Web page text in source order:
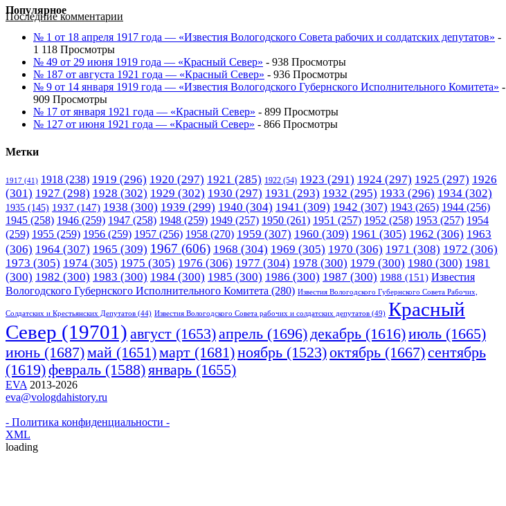
Последние комментарии
Популярное
№ 1 от 18 апреля 1917 года — «Известия Вологодского Совета рабочих и солдатских депутатов» -
1 118 Просмотры
№ 49 от 29 июня 1919 года — «Красный Север» - 938 Просмотры
№ 187 от августа 1921 года — «Красный Север» - 936 Просмотры
№ 9 от 14 января 1919 года — «Известия Вологодского Губернского Исполнительного Комитета» -
909 Просмотры
№ 17 от января 1921 года — «Красный Север» - 899 Просмотры
№ 127 от июня 1921 года — «Красный Север» - 866 Просмотры
Метки
1917 (41) 1918 (238) 1919 (296) 1920 (297) 1921 (285) 1922 (54) 1923 (291) 1924 (297) 1925 (297) 1926
(301) 1927 (298) 1928 (302) 1929 (302) 1930 (297) 1931 (293) 1932 (295) 1933 (296) 1934 (302)
1935 (145) 1937 (147) 1938 (300) 1939 (299) 1940 (304) 1941 (309) 1942 (307) 1943 (265) 1944 (256)
1945 (258) 1946 (259) 1947 (258) 1948 (259) 1949 (257) 1950 (261) 1951 (257) 1952 (258) 1953 (257) 1954
(259) 1955 (259) 1956 (259) 1957 (256) 1958 (270) 1959 (307) 1960 (309) 1961 (305) 1962 (306) 1963
(306) 1964 (307) 1965 (309) 1967 (606) 1968 (304) 1969 (305) 1970 (306) 1971 (308) 1972 (306)
1973 (305) 1974 (305) 1975 (305) 1976 (306) 1977 (304) 1978 (300) 1979 (300) 1980 (300) 1981
(300) 1982 (300) 1983 (300) 1984 (300) 1985 (300) 1986 (300) 1987 (300) 1988 (151) Известия
Вологодского Губернского Исполнительного Комитета (280) Известия Вологодского Губернского Совета Рабочих,
Солдатских и Крестьянских Депутатов (44) Известия Вологодского Совета рабочих и солдатских депутатов (49) Красный
Cевер (19701) август (1653)апрель (1696)декабрь (1616)июль (1665)
июнь (1687)май (1651)март (1681)ноябрь (1523)октябрь (1667)сентябрь
(1619)февраль (1588)январь (1655)
EVA 2013-2026
eva@vologdahistory.ru
- Политика конфиденциальности -
XML
loading